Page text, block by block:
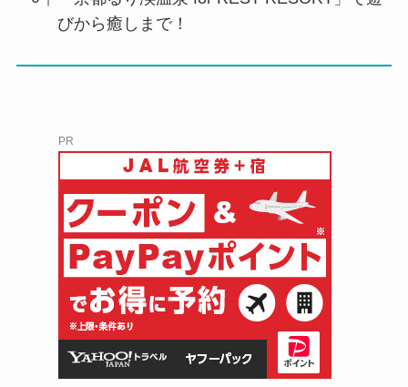
びから癒しまで！
PR